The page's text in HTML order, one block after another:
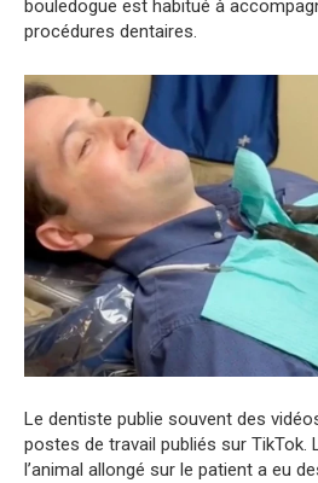
bouledogue est habitué à
procédures dentaires.
Le dentiste publie souvent des
postes de travail publiés sur TikTok.
l’animal allongé sur le patient a eu